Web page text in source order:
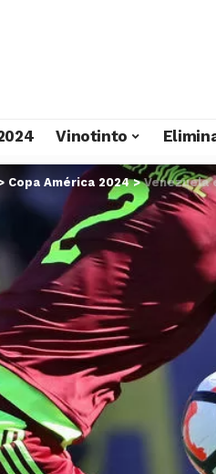
Vinotinto
Copa América 2024>Venezuela